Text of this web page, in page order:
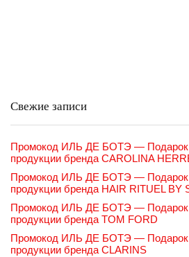
Свежие записи
Промокод ИЛЬ ДЕ БОТЭ — Подарок
продукции бренда CAROLINA
Промокод ИЛЬ ДЕ БОТЭ — Подарок
продукции бренда HAIR RITUEL BY
Промокод ИЛЬ ДЕ БОТЭ — Подарок
продукции бренда TOM FORD
Промокод ИЛЬ ДЕ БОТЭ — Подарок
продукции бренда CLARINS